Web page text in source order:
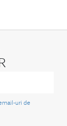
uri de